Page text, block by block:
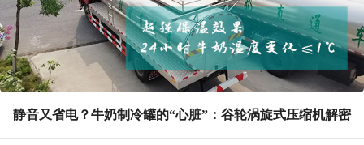
媒体中心
技术服务
关于新东
静音又省电？牛奶制冷罐的“心脏”：谷轮涡旋式压缩机解密